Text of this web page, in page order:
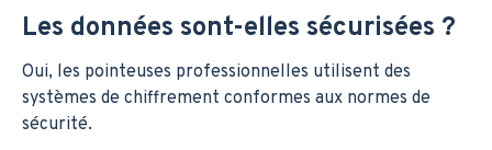
Les données sont-elles sécurisées ?
Oui, les pointeuses professionnelles utilisent des
systèmes de chiffrement conformes aux normes de
sécurité.